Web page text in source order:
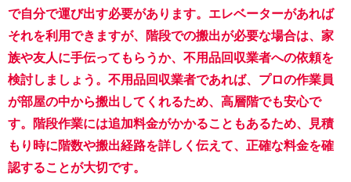
で自分で運び出す必要があります。エレベーターがあれば
それを利用できますが、階段での搬出が必要な場合は、家
族や友人に手伝ってもらうか、不用品回収業者への依頼を
検討しましょう。不用品回収業者であれば、プロの作業員
が部屋の中から搬出してくれるため、高層階でも安心で
す。階段作業には追加料金がかかることもあるため、見積
もり時に階数や搬出経路を詳しく伝えて、正確な料金を確
認することが大切です。